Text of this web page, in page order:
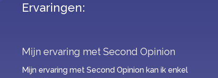
Ervaringen:
Mijn ervaring met Second Opinion
Mijn ervaring met Second Opinion kan ik enkel